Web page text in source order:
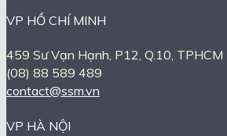
VP HỒ CHÍ MINH
459 Sư Vạn Hạnh, P12, Q.10, TPHCM
(08) 88 589 489
contact@ssm.vn
VP HÀ NỘI